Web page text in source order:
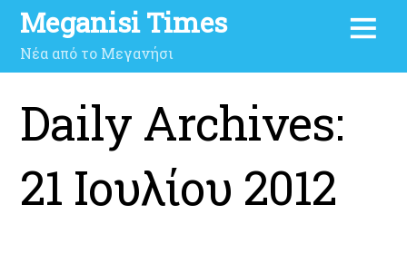
Meganisi Times
Νέα από το Μεγανήσι
Daily Archives:
21 Ιουλίου 2012